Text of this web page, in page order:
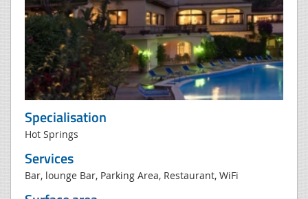
Specialisation
Hot Springs
Services
Bar, lounge Bar, Parking Area, Restaurant, WiFi